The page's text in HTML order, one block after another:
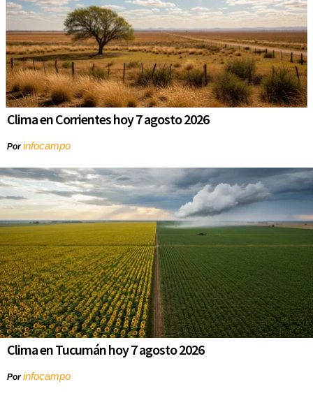
Clima en Corrientes hoy 7 agosto 2026
Porinfocampo
Clima en Tucumán hoy 7 agosto 2026
Porinfocampo